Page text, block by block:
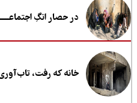
در حصار انگِ اجتماعــــــــی
خانه که رفت، تاب‌آوری